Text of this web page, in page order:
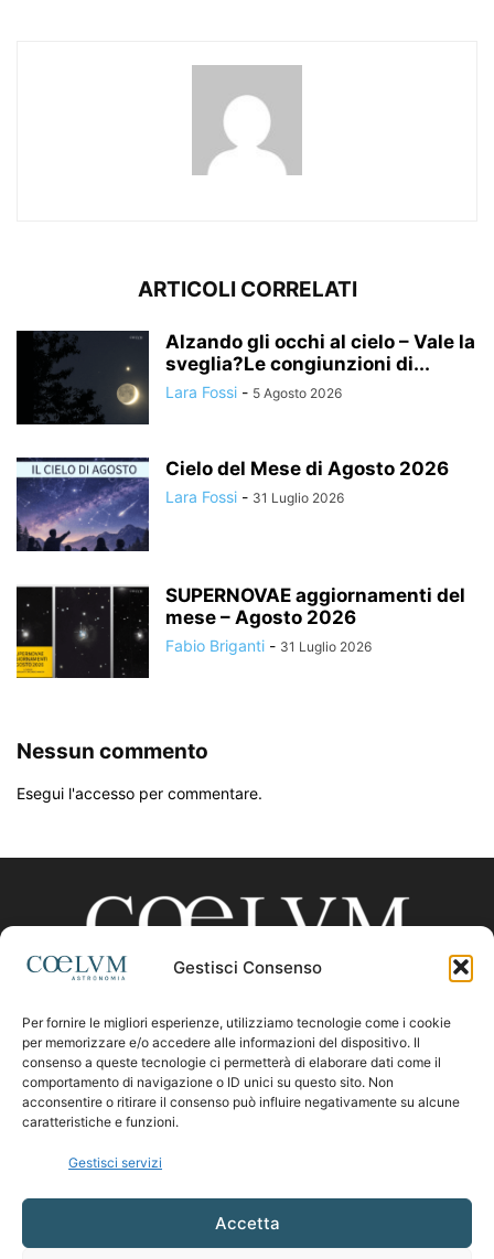
Gestisci Consenso
Per fornire le migliori esperienze, utilizziamo tecnologie come i cookie
per memorizzare e/o accedere alle informazioni del dispositivo. Il
consenso a queste tecnologie ci permetterà di elaborare dati come il
comportamento di navigazione o ID unici su questo sito. Non
acconsentire o ritirare il consenso può influire negativamente su alcune
caratteristiche e funzioni.
Gestisci servizi
Accetta
ARTICOLI CORRELATI
Alzando gli occhi al cielo – Vale la
sveglia?Le congiunzioni di...
Lara Fossi - 5 Agosto 2026
Cielo del Mese di Agosto 2026
Lara Fossi - 31 Luglio 2026
SUPERNOVAE aggiornamenti del
mese – Agosto 2026
Fabio Briganti - 31 Luglio 2026
Nessun commento
Esegui l'accesso per commentare.
CHI SIAMO
Contattaci:coelumastro@coelum.com